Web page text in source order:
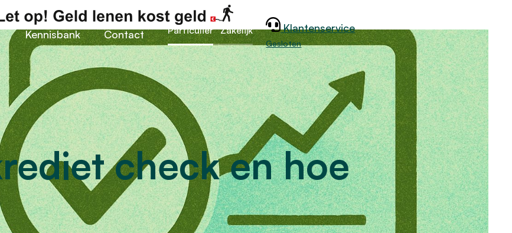
Kennisbank Contact Particulier Zakelijk Klantenservice
Gesloten
check en hoe